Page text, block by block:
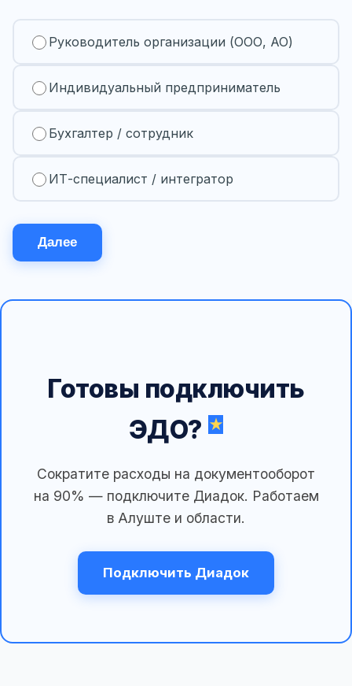
Руководитель организации (ООО, АО)
Индивидуальный предприниматель
Бухгалтер / сотрудник
ИТ-специалист / интегратор
Далее
Готовы подключить
ЭДО?
Сократите расходы на документооборот
на 90% — подключите Диадок. Работаем
в Алуште и области.
Подключить Диадок